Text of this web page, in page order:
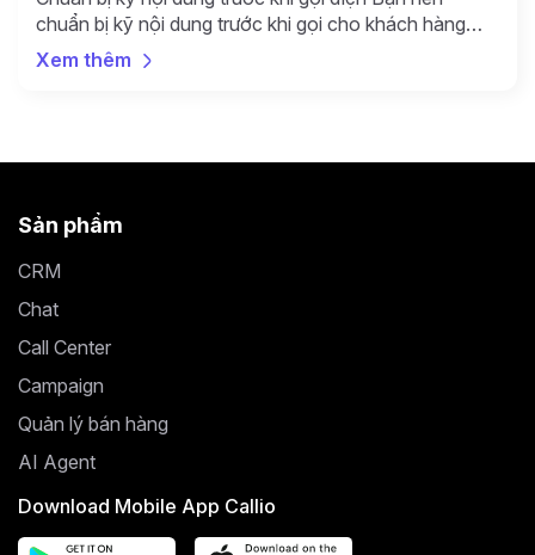
chuẩn bị kỹ nội dung trước khi gọi cho khách hàng
bằng cách liệt kê danh sách những thông tin mà bạn
muốn truyền tải tới họ qua cuộc trò chuyện. Danh
Xem thêm
Sản phẩm
CRM
Chat
Call Center
Campaign
Quản lý bán hàng
AI Agent
Download Mobile App Callio